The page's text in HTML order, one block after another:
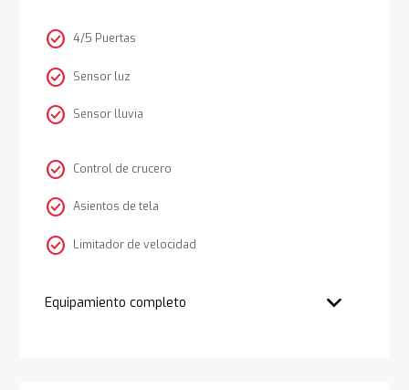
check_circle 4/5 Puertas
check_circle Sensor luz
check_circle Sensor lluvia
check_circle Control de crucero
check_circle Asientos de tela
check_circle Limitador de velocidad
Equipamiento completo